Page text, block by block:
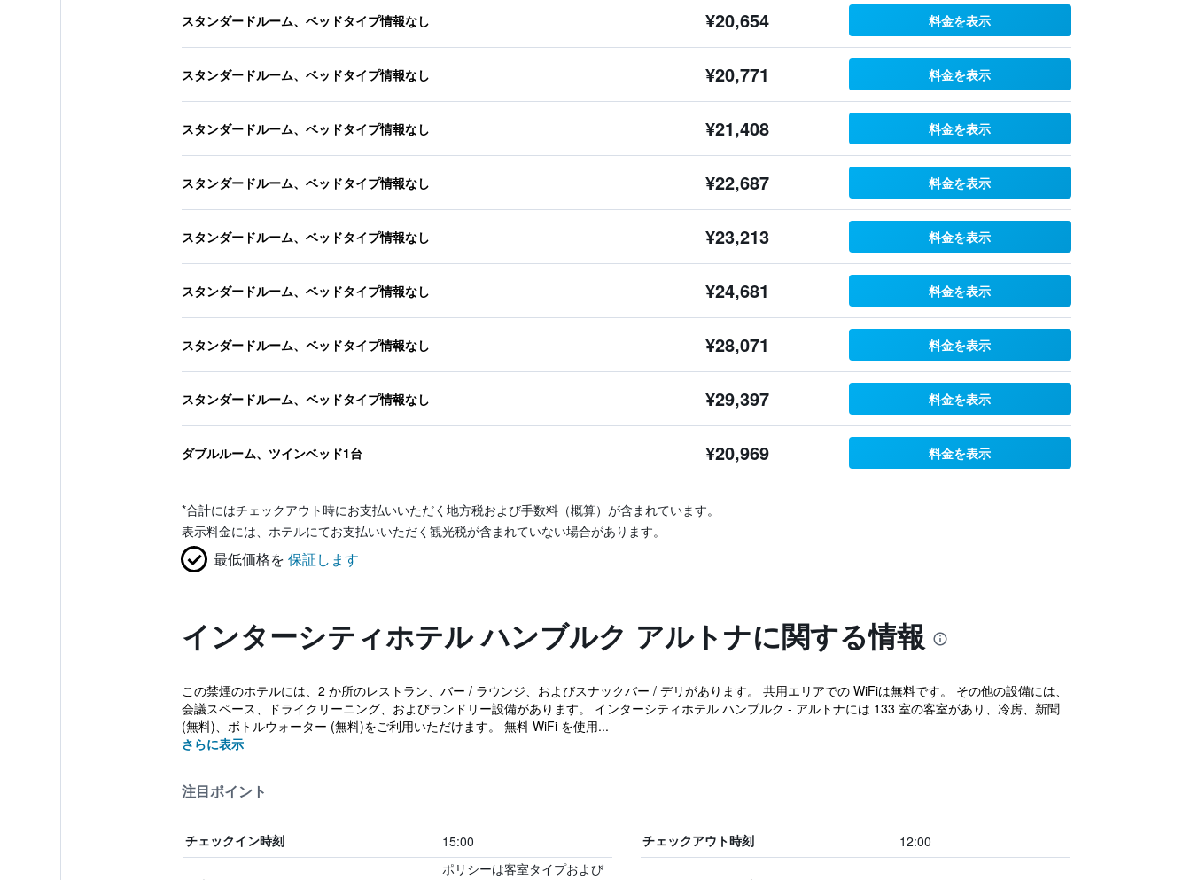
スタンダードルーム、ベッドタイプ情報なし ¥20,654 料金を表示
スタンダードルーム、ベッドタイプ情報なし ¥20,771 料金を表示
スタンダードルーム、ベッドタイプ情報なし ¥21,408 料金を表示
スタンダードルーム、ベッドタイプ情報なし ¥22,687 料金を表示
スタンダードルーム、ベッドタイプ情報なし ¥23,213 料金を表示
スタンダードルーム、ベッドタイプ情報なし ¥24,681 料金を表示
スタンダードルーム、ベッドタイプ情報なし ¥28,071 料金を表示
スタンダードルーム、ベッドタイプ情報なし ¥29,397 料金を表示
ダブルルーム、ツインベッド1台 ¥20,969 料金を表示
*合計にはチェックアウト時にお支払いいただく地方税および手数料（概算）が含まれています。
表示料金には、ホテルにてお支払いいただく観光税が含まれていない場合があります。
最低価格を 保証します
インターシティホテル ハンブルク アルトナに関する情報
この禁煙のホテルには、2 か所のレストラン、バー / ラウンジ、およびスナックバー / デリがあります。 共用エリアでの WiFiは無料です。 その他の設備には、
会議スペース、ドライクリーニング、およびランドリー設備があります。 インターシティホテル ハンブルク - アルトナには 133 室の客室があり、冷房、新聞
(無料)、ボトルウォーター (無料)をご利用いただけます。 無料 WiFi を使用...
さらに表示
注目ポイント
チェックイン時刻 15:00 チェックアウト時刻 12:00
ポリシーは客室タイプおよび